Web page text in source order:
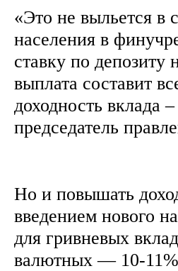
«Это не выльется в
населения в
ставку по депозиту
выплата составит
доходность вклада
председатель
Но и повышать
введением нового
для гривневых
валютных — 10-